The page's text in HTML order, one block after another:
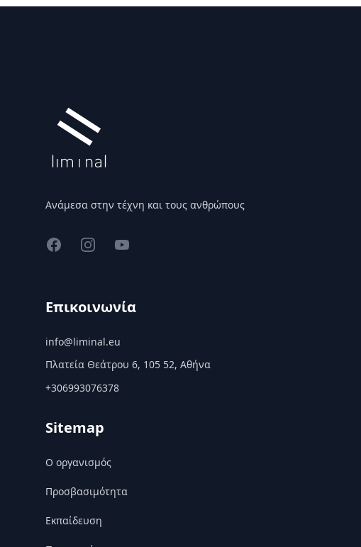
Ανάμεσα στην τέχνη και τους ανθρώπους
FacebookInstagramYouTube
Επικοινωνία
info@liminal.eu
Πλατεία Θεάτρου 6, 105 52, Αθήνα
+306993076378
Sitemap
Ο οργανισμός
Προσβασιμότητα
Εκπαίδευση